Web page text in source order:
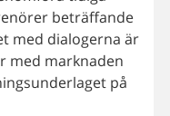
beträffande
med dialogerna är
med marknaden
på